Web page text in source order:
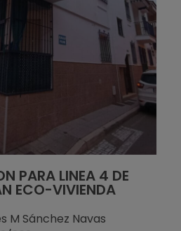
PARA LINEA 4 DE
ECO-VIVIENDA
M Sánchez Navas